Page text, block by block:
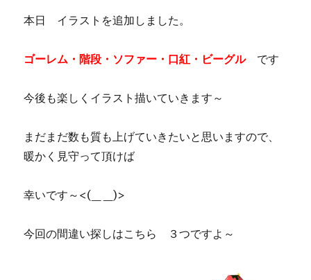
本日 イラストを追加しました。
ゴーレム・階段・ソファー・口紅・ビーグルです
今後も楽しくイラスト描いていきます～
まだまだ数も質も上げていきたいと思いますので、
暖かく見守って頂けば
幸いです～<(_ _)>
今回の間違い探しはこちら ３つですよ～